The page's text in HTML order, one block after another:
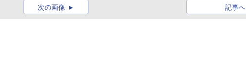
記事へ
次の画像